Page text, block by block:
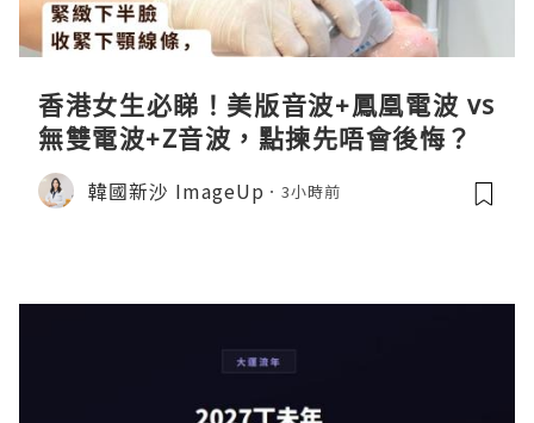
香港女生必睇！美版音波+鳳凰電波 vs
無雙電波+Z音波，點揀先唔會後悔？
韓國新沙 ImageUp 3小時前